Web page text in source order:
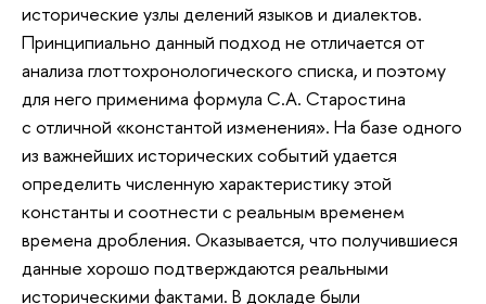
исторические узлы делений языков и диалектов.
Принципиально данный подход не отличается от
анализа глоттохронологического списка, и поэтому
для него применима формула С.А. Старостина
с отличной «константой изменения». На базе одного
из важнейших исторических событий удается
определить численную характеристику этой
константы и соотнести с реальным временем
времена дробления. Оказывается, что получившиеся
данные хорошо подтверждаются реальными
историческими фактами. В докладе были